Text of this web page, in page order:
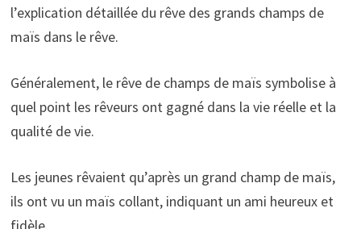
l’explication détaillée du rêve des grands champs de
maïs dans le rêve.
Généralement, le rêve de champs de maïs symbolise à
quel point les rêveurs ont gagné dans la vie réelle et la
qualité de vie.
Les jeunes rêvaient qu’après un grand champ de maïs,
ils ont vu un maïs collant, indiquant un ami heureux et
fidèle.